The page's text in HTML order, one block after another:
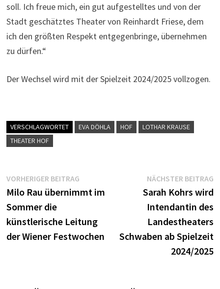
soll. Ich freue mich, ein gut aufgestelltes und von der
Stadt geschätztes Theater von Reinhardt Friese, dem
ich den größten Respekt entgegenbringe, übernehmen
zu dürfen.“
Der Wechsel wird mit der Spielzeit 2024/2025 vollzogen.
VERSCHLAGWORTET EVA DÖHLA HOF
LOTHAR KRAUSE
THEATER HOF
Beitragsnavigation
VORHERIGER BEITRAG
Beitrag:
Milo Rau übernimmt im
Sommer die
künstlerische Leitung
der Wiener Festwochen
NÄCHSTER BEITRAG
Sarah Kohrs wird
Intendantin des
Landestheaters
Schwaben ab Spielzeit
2024/2025